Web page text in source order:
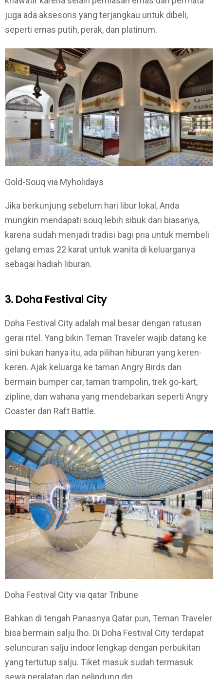
juga ada aksesoris yang terjangkau untuk dibeli,
seperti emas putih, perak, dan platinum.
Gold-Souq via Myholidays
Jika berkunjung sebelum hari libur lokal, Anda
mungkin mendapati souq lebih sibuk dari biasanya,
karena sudah menjadi tradisi bagi pria untuk membeli
gelang emas 22 karat untuk wanita di keluarganya
sebagai hadiah liburan.
3. Doha Festival City
Doha Festival City adalah mal besar dengan ratusan
gerai ritel. Yang bikin Teman Traveler wajib datang ke
sini bukan hanya itu, ada pilihan hiburan yang keren-
keren. Ajak keluarga ke taman Angry Birds dan
bermain bumper car, taman trampolin, trek go-kart,
zipline, dan wahana yang mendebarkan seperti Angry
Coaster dan Raft Battle.
Doha Festival City via qatar Tribune
Bahkan di tengah Panasnya Qatar pun, Teman Traveler
bisa bermain salju lho. Di Doha Festival City terdapat
seluncuran salju indoor lengkap dengan perbukitan
yang tertutup salju. Tiket masuk sudah termasuk
sewa peralatan dan pelindung diri.